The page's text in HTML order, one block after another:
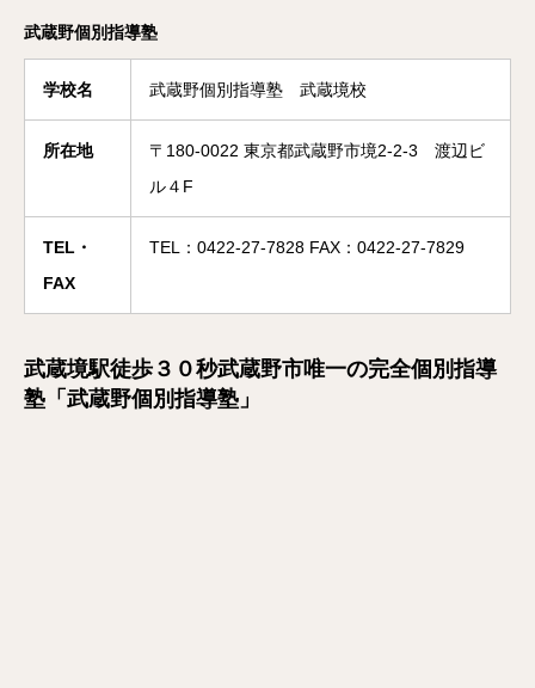
武蔵野個別指導塾
学校名 武蔵野個別指導塾 武蔵境校
所在地
〒180-0022 東京都武蔵野市境2-2-3 渡辺ビ
ル４F
TEL・
FAX
TEL：0422-27-7828 FAX：0422-27-7829
武蔵境駅徒歩３０秒武蔵野市唯一の完全個別指導
塾「武蔵野個別指導塾」